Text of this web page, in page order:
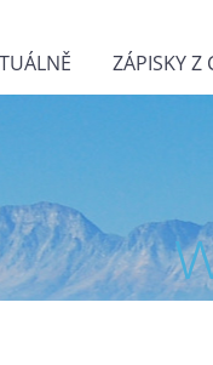
ZÁPISKY Z